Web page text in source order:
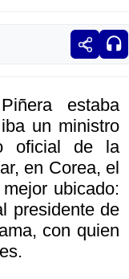
estaba
un ministro
oficial de la
en Corea, el
ubicado:
presidente de
con quien